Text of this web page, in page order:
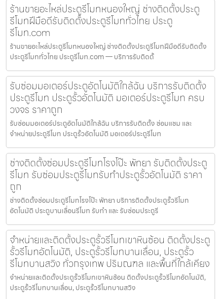
ร้านขายอะไหล่ประตูรีโมทหนองใหญ่ ช่างติดตั้งประตู
รีโมทฝีมือดีรับติดตั้งประตูรีโมททั่วไทย ประตู
รีโมท.com
ร้านขายอะไหล่ประตูรีโมทหนองใหญ่ ช่างติดตั้งประตูรีโมทฝีมือดีรับติดตั้ง
ประตูรีโมททั่วไทย ประตูรีโมท.com — บริการรับติดตั้
รับซ่อมมอเตอร์ประตูอัตโนมัติใกล้ฉัน บริการรับติดตั้ง
ประตูรีโมท ประตูรั้วอัตโนมัติ มอเตอร์ประตูรีโมท ครบ
วงจร ราคาถูก
รับซ่อมมอเตอร์ประตูอัตโนมัติใกล้ฉัน บริการรับติดตั้ง ซ่อมแซม และ
จำหน่ายประตูรีโมท ประตูรั้วอัตโนมัติ มอเตอร์ประตูรีโมท
ช่างติดตั้งซ่อมประตูรีโมทโรงโป๊ะ พัทยา รับติดตั้งประตู
รีโมท รับซ่อมประตูรีโมทรับทำประตูรั้วอัตโนมัติ ราคา
ถูก
ช่างติดตั้งซ่อมประตูรีโมทโรงโป๊ะ พัทยา บริการติดตั้งประตูรั้วรีโมท
อัตโนมัติ ประตูบานเลื่อนรีโมท รับทำ และ รับซ่อมประตูรี
จำหน่ายและติดตั้งประตูรั้วรีโมทเขาหินซ้อน ติดตั้งประตู
รั้วรีโมทอัตโนมัติ, ประตูรั้วรีโมทบานเลื่อน, ประตูรั้ว
รีโมทบานสวิง ทั่วกรุงเทพ ปริมณฑล และพื้นที่ใกล้เคียง
จำหน่ายและติดตั้งประตูรั้วรีโมทเขาหินซ้อน ติดตั้งประตูรั้วรีโมทอัตโนมัติ,
ประตูรั้วรีโมทบานเลื่อน, ประตูรั้วรีโมทบานสวิง